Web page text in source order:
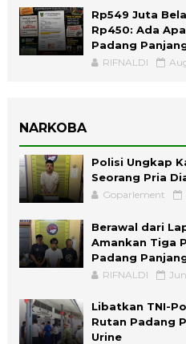
Rp549 Juta
Rp450: Ada
Padang
RIFNALDI
NARKOBA
Polisi Ungkap
Seorang Pria
Goparlement
Berawal dari
Amankan Tiga
Padang
RIFNALDI
Libatkan TNI-
Rutan Padang
Urine